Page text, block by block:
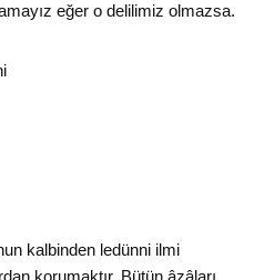
eğer o delilimiz olmazsa.
kalbinden ledünni ilmi
korumaktır. Bütün âzâları